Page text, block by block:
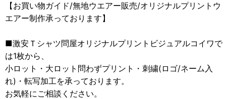
【お買い物ガイド/無地ウエアー販売/オリジナルプリントウ
エアー制作承っております】
■激安Ｔシャツ問屋オリジナルプリントビジュアルコイワで
は1枚から、
小ロット・大ロット問わずプリント・刺繍(ロゴ/ネーム入
れ)・転写加工を承っております。
お気軽にご相談ください。